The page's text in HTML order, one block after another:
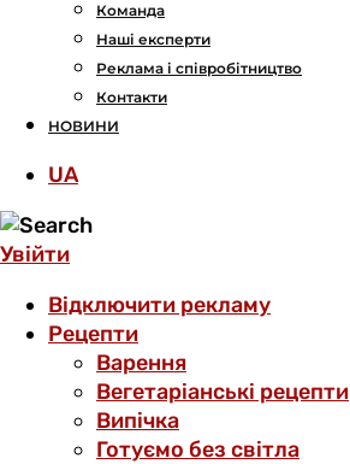
Команда
Наші експерти
Реклама і співробітництво
Контакти
НОВИНИ
UA
Увійти
Відключити рекламу
Рецепти
Варення
Вегетаріанські рецепти
Випічка
Готуємо без світла